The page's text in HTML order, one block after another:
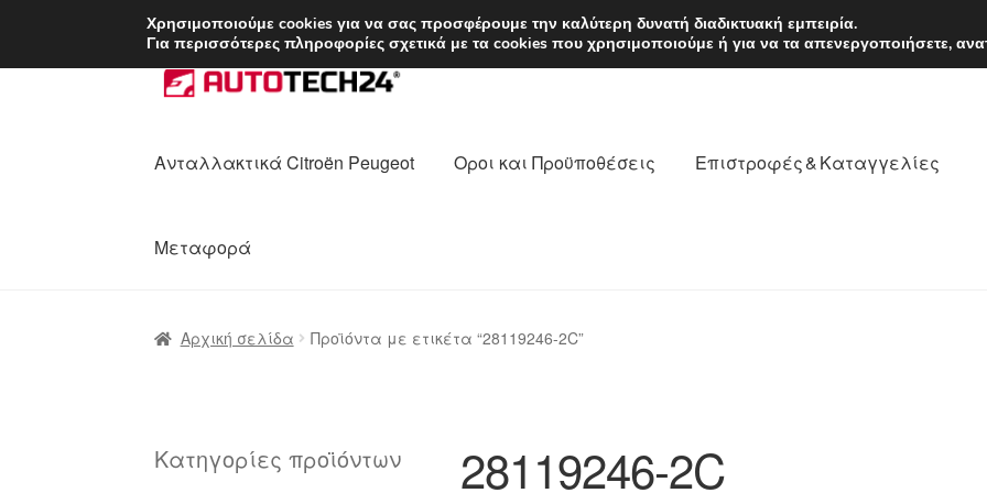
ΑΠΟΣΤΟΛΗ από 7 EUR Δευτέρα-Παρ.
Απευθείας
μετάβαση
πλοήγηση
Μετάβαση
σε
Ανταλλακτικά Citroën Peugeot Οροι και Προϋποθέσεις Επιστροφές & Καταγγελίες
Μεταφορά
Αρχική σελίδα Προϊόντα με ετικέτα “28119246-2C”
28119246-2C
Κατηγορίες προϊόντων
Χρησιμοποιούμε cookies για να σας προσφέρουμε την καλύτερη δυνατή διαδικτυακή εμπειρία.
Για περισσότερες πληροφορίες σχετικά με τα cookies που χρησιμοποιούμε ή για να τα απενεργοποιήσετε,